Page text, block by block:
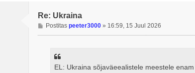
Re: Ukraina
P
o
Postitas peeter3000» 16:59, 15 Juul 2026
EL: Ukraina sõjaväeealistele meestele